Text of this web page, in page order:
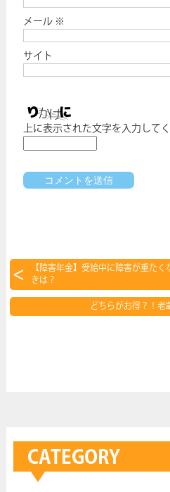
メール ※
サイト
上に表示された文字を入力してく
【障害年金】受給中に障害が重た
きは？
どちらがお得？！
CATEGORY